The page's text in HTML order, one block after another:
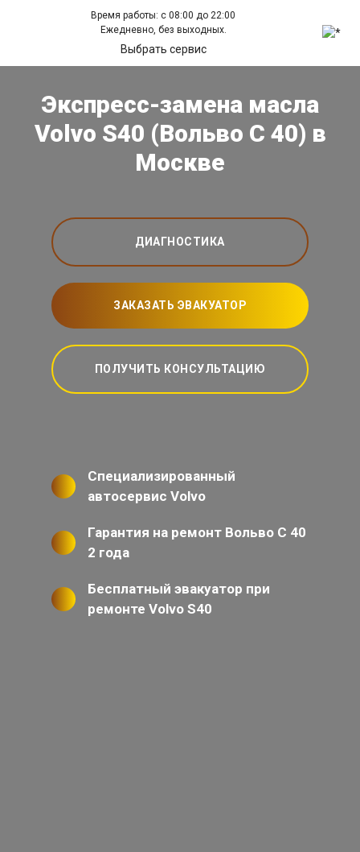
Время работы: с 08:00 до 22:00
Ежедневно, без выходных.
Выбрать сервис
Экспресс-замена масла
Volvo S40 (Вольво С 40) в
Москве
ДИАГНОСТИКА
ЗАКАЗАТЬ ЭВАКУАТОР
ПОЛУЧИТЬ КОНСУЛЬТАЦИЮ
Специализированный
автосервис Volvo
Гарантия на ремонт Вольво С 40
2 года
Бесплатный эвакуатор при
ремонте Volvo S40